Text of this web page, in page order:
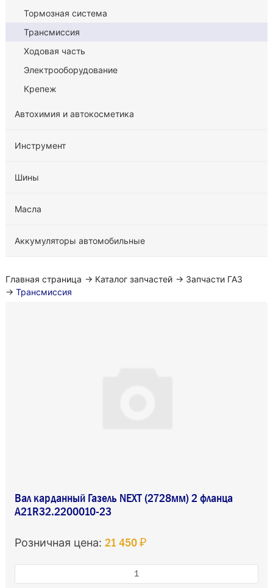
Тормозная система
Трансмиссия
Ходовая часть
Электрооборудование
Крепеж
Автохимия и автокосметика
Инструмент
Шины
Масла
Аккумуляторы автомобильные
Главная страница → Каталог запчастей → Запчасти ГАЗ
→ Трансмиссия
Вал карданный Газель NEXT (2728мм) 2 фланца
A21R32.2200010-23
Розничная цена: 21 450 ₽